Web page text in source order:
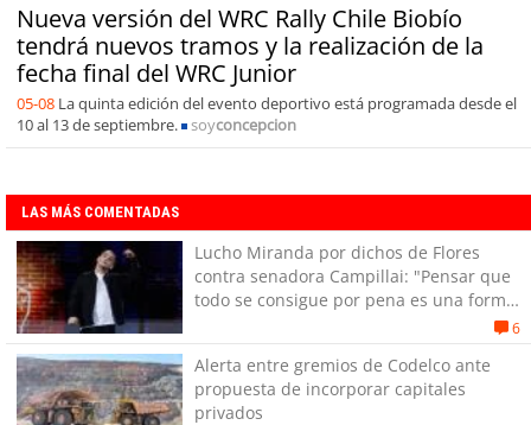
Nueva versión del WRC Rally Chile Biobío
tendrá nuevos tramos y la realización de la
fecha final del WRC Junior
05-08 La quinta edición del evento deportivo está programada desde el
10 al 13 de septiembre.
soyconcepcion
LAS MÁS COMENTADAS
Lucho Miranda por dichos de Flores
contra senadora Campillai: "Pensar que
todo se consigue por pena es una forma
6
Alerta entre gremios de Codelco ante
propuesta de incorporar capitales
privados